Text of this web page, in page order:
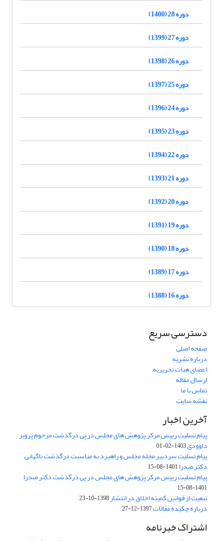
دوره 28 (1400)
دوره 27 (1399)
دوره 26 (1398)
دوره 25 (1397)
دوره 24 (1396)
دوره 23 (1395)
دوره 22 (1394)
دوره 21 (1393)
دوره 20 (1392)
دوره 19 (1391)
دوره 18 (1390)
دوره 17 (1389)
دوره 16 (1388)
دسترسی سریع
صفحه اصلی
درباره نشریه
اعضای هیات تحریریه
ارسال مقاله
تماس با ما
نقشه سایت
آخرین اخبار
پیام تسلیت رییس مرکز پژوهش های مجلس در پی درگذشت مرحوم پرویز
داوودی1403-02-01
پیام تسلیت سردبیر مجله مجلس و راهبرد به مناسبت درگذشت ناگهانی
دکتر صدرا1401-08-15
پیام تسلیت رییس مرکز پژوهش های مجلس در پی درگذشت دکتر صدرا
1401-08-15
تبعیت از قوانین کمیته اخلاق در انتشار1398-10-23
درباره چکیده مقالات1397-12-27
اشتراک خبرنامه